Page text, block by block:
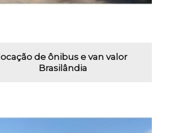
locação de ônibus e van valor
Brasilândia